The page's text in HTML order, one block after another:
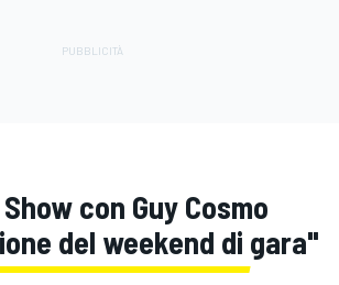
con Guy Cosmo
del weekend di gara"